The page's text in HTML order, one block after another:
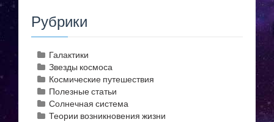
Рубрики
Галактики
Звезды космоса
Космические путешествия
Полезные статьи
Солнечная система
Теории возникновения жизни